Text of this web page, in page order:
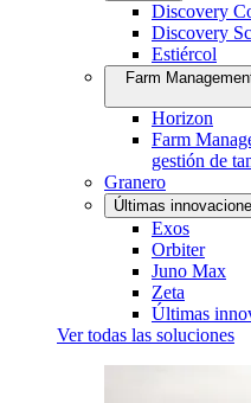
Discovery
Discovery
Estiércol
Farm
Horizon
Farm
gestión de
Granero
Últimas
Exos
Orbiter
Juno Max
Zeta
Últimas
Ver todas las soluciones